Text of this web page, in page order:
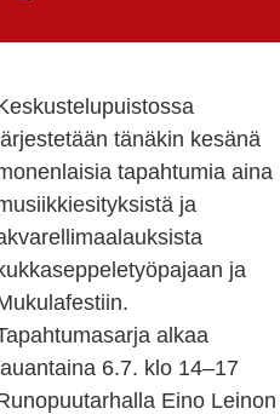
tänäkin kesänä
tapahtumia aina
ja
ja
alkaa
lauantaina 6.7. klo 14–17
Eino Leinon